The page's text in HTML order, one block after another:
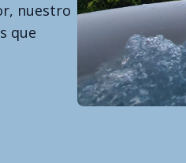
nuestro
que